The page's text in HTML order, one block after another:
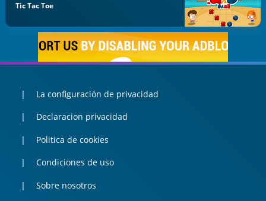
Tic Tac Toe
La configuración de privacidad
Declaracion privacidad
Politica de cookies
Condiciones de uso
Sobre nosotros